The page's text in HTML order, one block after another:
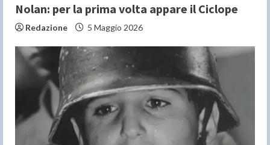
Nolan: per la prima volta appare il Ciclope
Redazione 5 Maggio 2026